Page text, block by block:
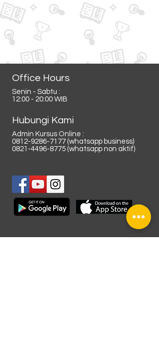
Office Hours
Senin - Sabtu :
12:00 - 20:00 WIB
Hubungi Kami
Admin Kursus Online :
0812-9286-7177 (whatsapp business)
0821-4496-8775 (whatsapp non aktif)